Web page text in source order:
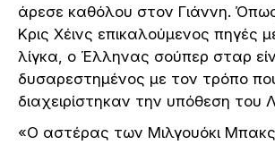
άρεσε καθόλου στον Γιάννη.
Κρις Χέινς επικαλούμενος πηγές
λίγκα, ο Έλληνας σούπερ σταρ
δυσαρεστημένος με τον τρόπο
διαχειρίστηκαν την υπόθεση του
«Ο αστέρας των Μιλγουόκι